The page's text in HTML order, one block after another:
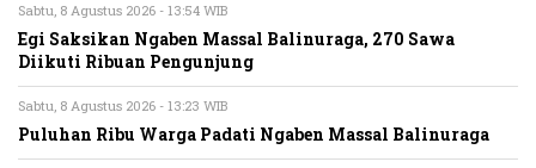
Sabtu, 8 Agustus 2026 - 13:54 WIB
Egi Saksikan Ngaben Massal Balinuraga, 270 Sawa
Diikuti Ribuan Pengunjung
Sabtu, 8 Agustus 2026 - 13:23 WIB
Puluhan Ribu Warga Padati Ngaben Massal Balinuraga